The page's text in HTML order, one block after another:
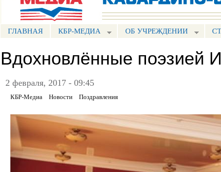
ГЛАВНАЯ КБР-МЕДИА ОБ УЧРЕЖДЕНИИ
Вдохновлённые поэзией
2 февраля, 2017 - 09:45
КБР-Медиа Новости Поздравления